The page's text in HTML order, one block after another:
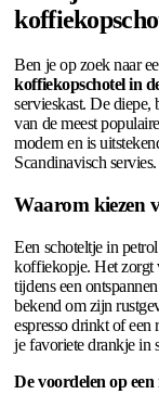
Ben je op zoek naar
koffiekopschotel in
servieskast. De
van de meest
modern en is
Scandinavisch servies.
Waarom kiezen
Een schoteltje in
koffiekopje. Het zorgt
tijdens een
bekend om zijn
espresso drinkt of een
je favoriete drankje in
De voordelen op